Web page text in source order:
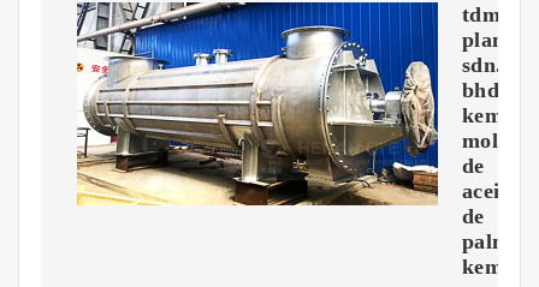
tdm
sdn.
bhd
molino
de
aceite
de
palma